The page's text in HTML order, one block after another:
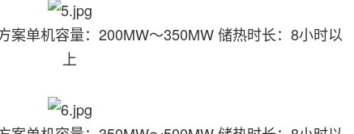
案单机容量：200MW～350MW 储热时长：8小时以
上